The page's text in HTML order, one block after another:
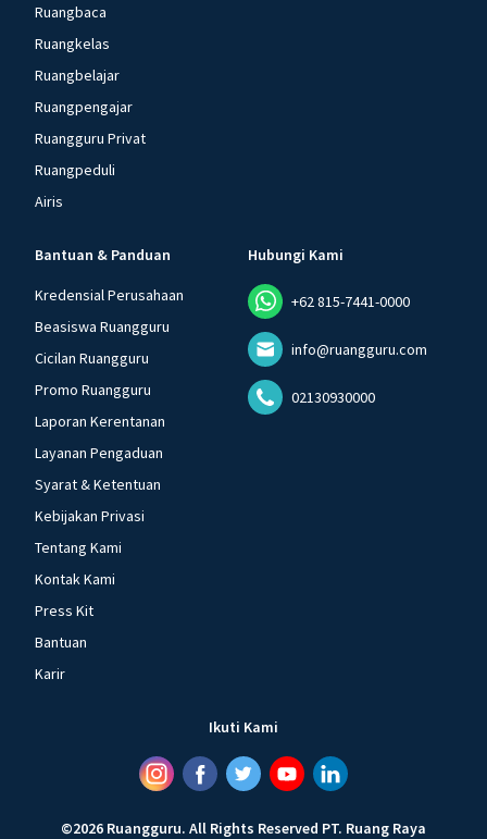
Ruangbaca
Ruangkelas
Ruangbelajar
Ruangpengajar
Ruangguru Privat
Ruangpeduli
Airis
Bantuan & Panduan
Kredensial Perusahaan
Beasiswa Ruangguru
Cicilan Ruangguru
Promo Ruangguru
Laporan Kerentanan
Layanan Pengaduan
Syarat & Ketentuan
Kebijakan Privasi
Tentang Kami
Kontak Kami
Press Kit
Bantuan
Karir
Hubungi Kami
+62 815-7441-0000
info@ruangguru.com
02130930000
Ikuti Kami
©2026 Ruangguru. All Rights Reserved PT. Ruang Raya